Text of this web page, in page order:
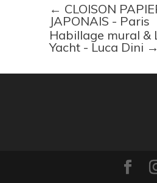
← CLOISON
JAPONAIS - Paris
Habillage mural &
Yacht - Luca Dini →